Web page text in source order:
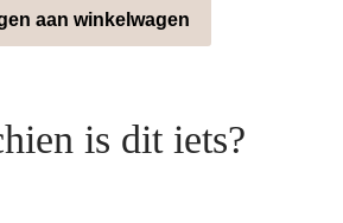
aan winkelwagen
is dit iets?